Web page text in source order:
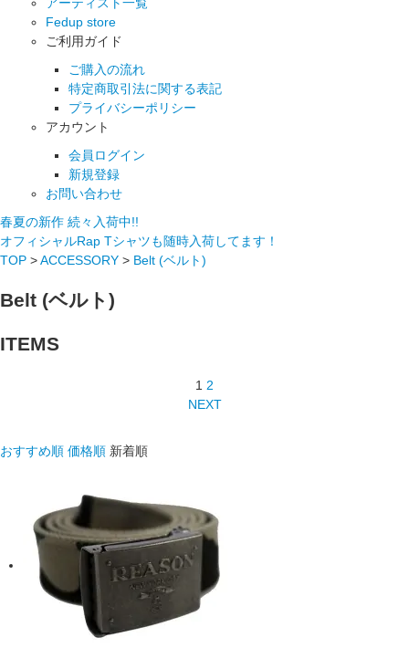
Fedup store
ご利用ガイド
ご購入の流れ
特定商取引法に関する表記
プライバシーポリシー
アカウント
会員ログイン
新規登録
お問い合わせ
春夏の新作 続々入荷中!!
オフィシャルRap Tシャツも随時入荷してます！
TOP >ACCESSORY > Belt (ベルト)
Belt (ベルト)
ITEMS
1 2
NEXT
おすすめ順 価格順 新着順